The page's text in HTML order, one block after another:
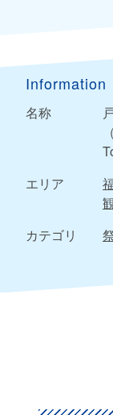
Information
名称
エリア
カテゴリ